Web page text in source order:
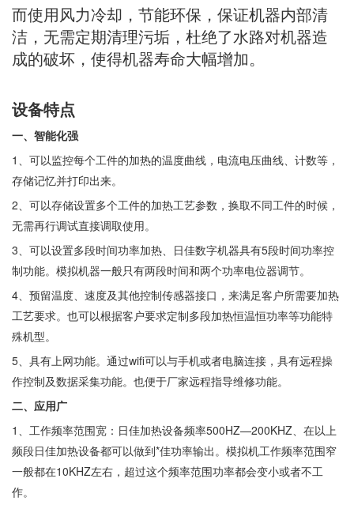
而使用风力冷却，节能环保，保证机器内部清
洁，无需定期清理污垢，杜绝了水路对机器造
成的破坏，使得机器寿命大幅增加。
设备特点
一、智能化强
1、可以监控每个工件的加热的温度曲线，电流电压曲线、计数等，
存储记忆并打印出来。
2、可以存储设置多个工件的加热工艺参数，换取不同工件的时候，
无需再行调试直接调取使用。
3、可以设置多段时间功率加热、日佳数字机器具有5段时间功率控
制功能。模拟机器一般只有两段时间和两个功率电位器调节。
4、预留温度、速度及其他控制传感器接口，来满足客户所需要加热
工艺要求。也可以根据客户要求定制多段加热恒温恒功率等功能特
殊机型。
5、具有上网功能。通过wifi可以与手机或者电脑连接，具有远程操
作控制及数据采集功能。也便于厂家远程指导维修功能。
二、应用广
1、工作频率范围宽：日佳加热设备频率500HZ—200KHZ、在以上
频段日佳加热设备都可以做到*佳功率输出。模拟机工作频率范围窄
一般都在10KHZ左右，超过这个频率范围功率都会变小或者不工
作。